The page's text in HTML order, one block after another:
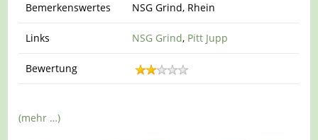
Bemerkenswertes NSG Grind, Rhein
Links NSG Grind, Pitt Jupp
Bewertung
(mehr …)